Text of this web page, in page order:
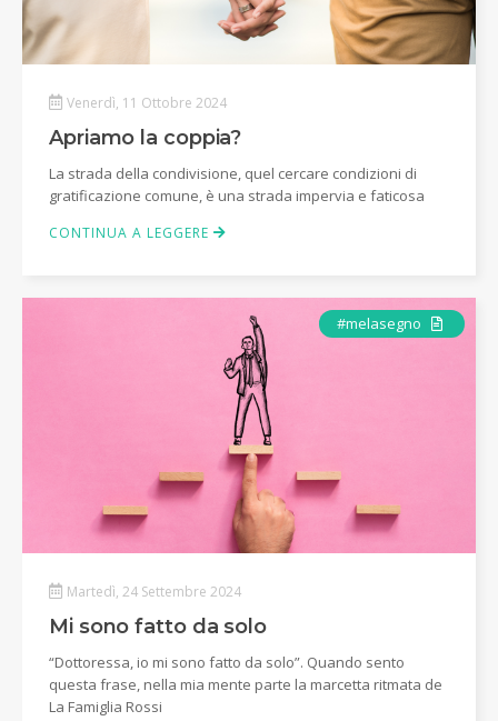
Venerdì, 11 Ottobre 2024
Apriamo la coppia?
La strada della condivisione, quel cercare condizioni di
gratificazione comune, è una strada impervia e faticosa
CONTINUA A LEGGERE
#melasegno Articolo
Martedì, 24 Settembre 2024
Mi sono fatto da solo
“Dottoressa, io mi sono fatto da solo”. Quando sento
questa frase, nella mia mente parte la marcetta ritmata de
La Famiglia Rossi